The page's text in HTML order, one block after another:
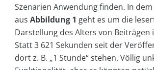
Szenarien Anwendung finden. In
aus Abbildung 1 geht es um die
Darstellung des Alters von Beiträgen
Statt 3 621 Sekunden seit der
dort z. B. „1 Stunde“ stehen. Völlig